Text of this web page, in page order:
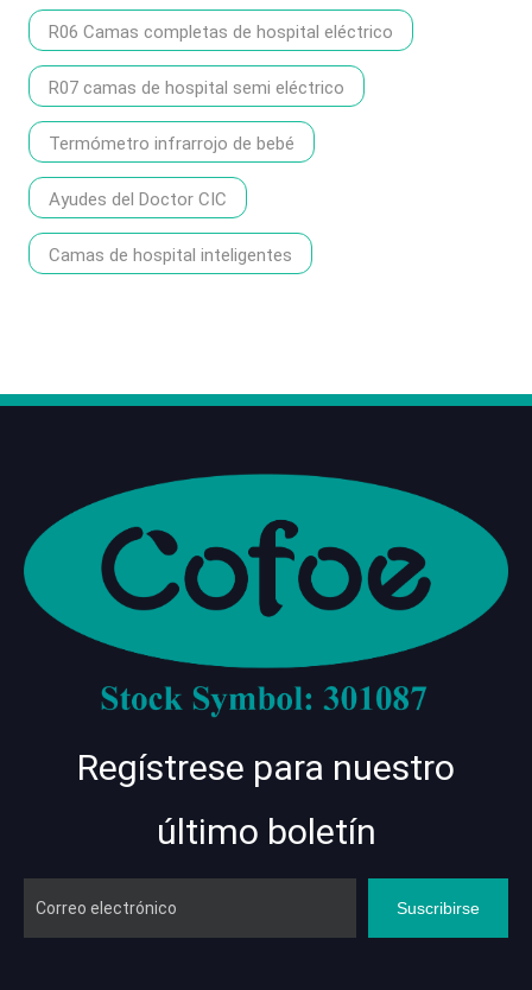
R06 Camas completas de hospital eléctrico
R07 camas de hospital semi eléctrico
Termómetro infrarrojo de bebé
Ayudes del Doctor CIC
Camas de hospital inteligentes
Regístrese para nuestro
último boletín
Suscribirse